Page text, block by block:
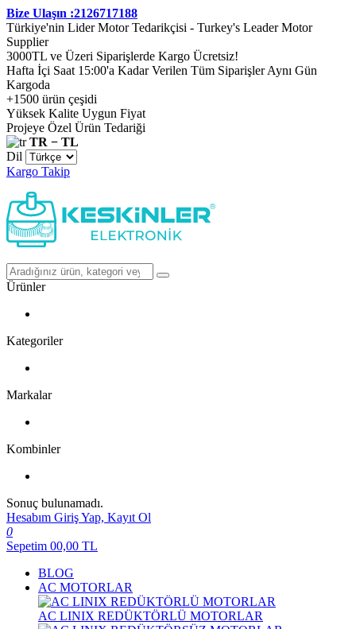
Bize Ulaşın :2126717188
Türkiye'nin Lider Motor Tedarikçisi - Turkey's Leader Motor
Supplier
3000TL ve Üzeri Siparişlerde Kargo Ücretsiz!
Hafta İçi Saat 15:00'a Kadar Verilen Tüm Siparişler Aynı Gün
Kargoda
+1500 ürün çeşidi
Yüksek Kalite Uygun Fiyat
Projeye Özel Ürün Tedariği
TR − TL
Dil
Kargo Takip
Ürünler
Kategoriler
Markalar
Kombinler
Sonuç bulunamadı.
Hesabım Giriş Yap, Kayıt Ol
0
Sepetim 00,00 TL
BLOG
AC MOTORLAR
AC LINIX REDÜKTÖRLÜ MOTORLAR